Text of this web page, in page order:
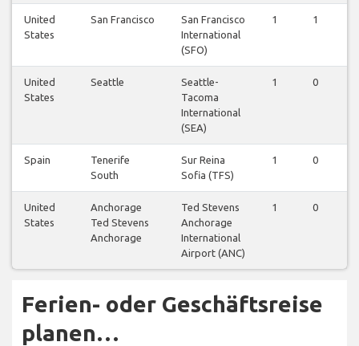
United
States
San Francisco
San Francisco
International
(SFO)
1 1
United
States
Seattle
Seattle-
Tacoma
International
(SEA)
1 0
Spain
Tenerife
South
Sur Reina
Sofia (TFS)
1 0
United
States
Anchorage
Ted Stevens
Anchorage
Ted Stevens
Anchorage
International
Airport (ANC)
1 0
Ferien- oder Geschäftsreise
planen…